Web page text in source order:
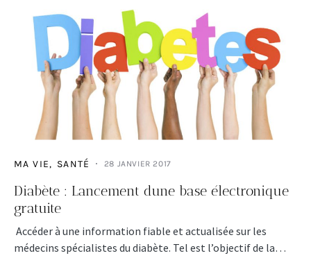
MA VIE SANTÉ 28 JANVIER 2017
Diabète : Lancement dune base électronique
gratuite
Accéder à une information fiable et actualisée sur les
médecins spécialistes du diabète. Tel est l’objectif de la…